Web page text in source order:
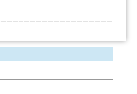
￣￣￣￣￣￣￣￣￣￣￣￣￣￣￣￣￣￣